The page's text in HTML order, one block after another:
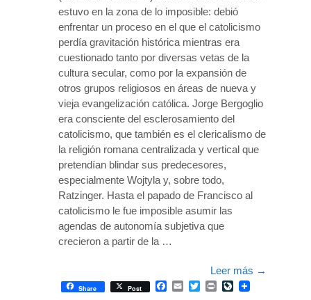
estuvo en la zona de lo imposible: debió
enfrentar un proceso en el que el catolicismo
perdía gravitación histórica mientras era
cuestionado tanto por diversas vetas de la
cultura secular, como por la expansión de
otros grupos religiosos en áreas de nueva y
vieja evangelización católica. Jorge Bergoglio
era consciente del esclerosamiento del
catolicismo, que también es el clericalismo de
la religión romana centralizada y vertical que
pretendían blindar sus predecesores,
especialmente Wojtyla y, sobre todo,
Ratzinger. Hasta el papado de Francisco al
catolicismo le fue imposible asumir las
agendas de autonomía subjetiva que
crecieron a partir de la …
Leer más →
Share Post Facebook
EmailTwitterPrintLiveJournal